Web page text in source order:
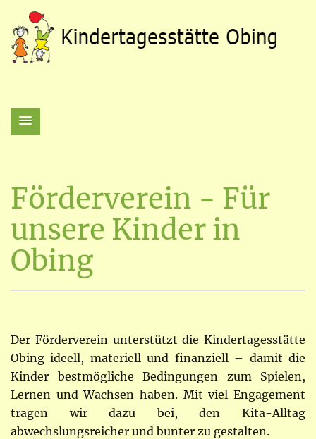
Förderverein - Für
unsere Kinder in
Obing
Der Förderverein unterstützt die Kindertagesstätte
Obing ideell, materiell und finanziell – damit die
Kinder bestmögliche Bedingungen zum Spielen,
Lernen und Wachsen haben. Mit viel Engagement
tragen wir dazu bei, den Kita-Alltag
abwechslungsreicher und bunter zu gestalten.